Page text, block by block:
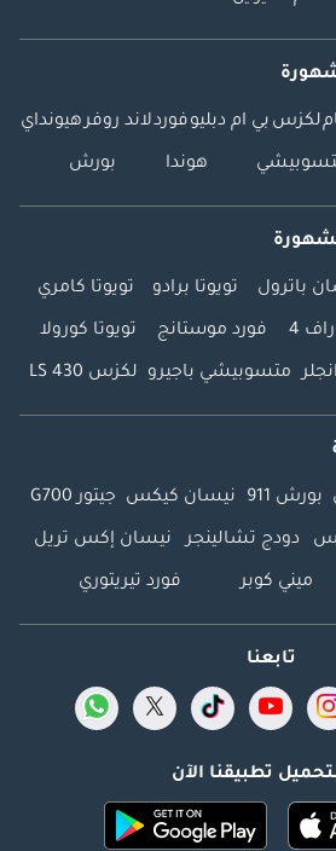
لكزس بي ام دبليوفوردلاند روفرهيونداي
هوندا بورش
باترول تويوتا برادو تويوتا كامري
4 فورد موستانج تويوتا كورولا
متسوبيشي باجيرو لكزس LS 430
بورش 911 نيسان كيكس جيتور G700
دودج تشالينجر نيسان إكس تريل
ميني كوبر فورد تيريتوري
تابعنا
تطبيقنا الآن